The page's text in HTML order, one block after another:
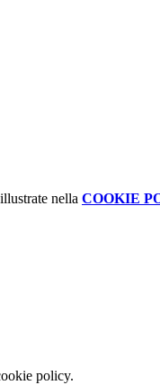
nella COOKIE
policy.